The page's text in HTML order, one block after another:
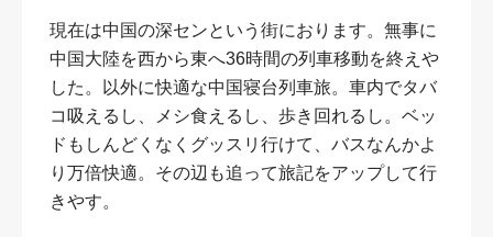
現在は中国の深センという街におります。無事に
中国大陸を西から東へ36時間の列車移動を終えや
した。以外に快適な中国寝台列車旅。車内でタバ
コ吸えるし、メシ食えるし、歩き回れるし。ベッ
ドもしんどくなくグッスリ行けて、バスなんかよ
り万倍快適。その辺も追って旅記をアップして行
きやす。